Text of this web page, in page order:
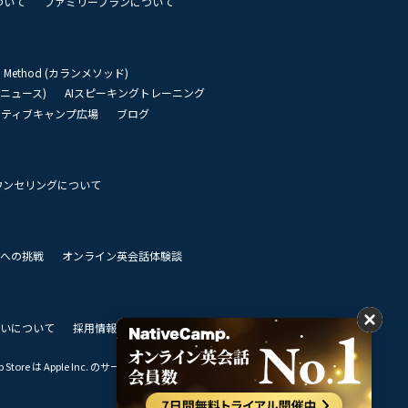
Method (カランメソッド)
ュース)
AIスピーキングトレーニング
ィブキャンプ広場
ブログ
セリングについて
の挑戦 オンライン英会話体験談
について 採用情報 私達のビジョン
は Apple Inc. のサービスマークです。